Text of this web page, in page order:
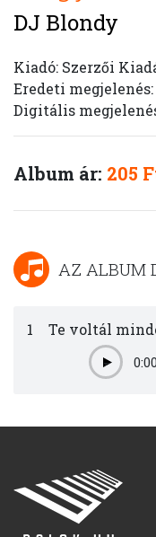
DJ Blondy
Kiadó: Szerzői
Eredeti megjelenés:
Digitális
Album ár: 205
AZ ALBUM
1 Te voltál
Play0:00